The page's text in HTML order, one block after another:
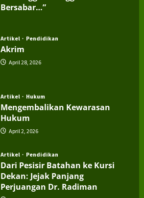
Bersabar…”
Artikel Pendidikan
Akrim
April 28, 2026
Artikel Hukum
Mengembalikan Kewarasan
Hukum
April 2, 2026
Artikel Pendidikan
Dari Pesisir Batahan ke Kursi
Dekan: Jejak Panjang
Perjuangan Dr. Radiman